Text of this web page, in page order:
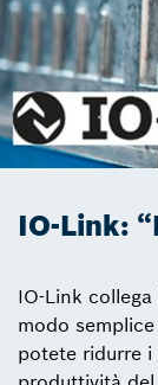
IO-Link:
IO-Link
modo
potete ridurre